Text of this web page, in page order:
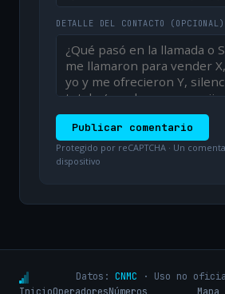
DETALLE DEL CONTACTO (OPCIONAL)
Publicar comentario
Protegido por reCAPTCHA · Un
dispositivo
Datos: CNMC · Uso no